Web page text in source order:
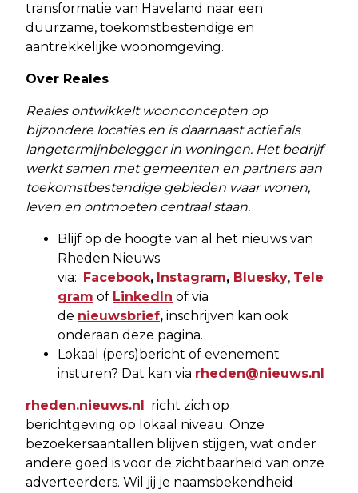
transformatie van Haveland naar een
duurzame, toekomstbestendige en
aantrekkelijke woonomgeving.
Over Reales
Reales ontwikkelt woonconcepten op
bijzondere locaties en is daarnaast actief als
langetermijnbelegger in woningen. Het bedrijf
werkt samen met gemeenten en partners aan
toekomstbestendige gebieden waar wonen,
leven en ontmoeten centraal staan.
Blijf op de hoogte van al het nieuws van
Rheden Nieuws
via:
Facebook, Instagram, Bluesky, Tele
gram of LinkedIn of via
de nieuwsbrief, inschrijven kan ook
onderaan deze pagina.
Lokaal (pers)bericht of evenement
insturen? Dat kan via rheden@nieuws.nl
rheden.nieuws.nl
richt zich op
berichtgeving op lokaal niveau. Onze
bezoekersaantallen blijven stijgen, wat onder
andere goed is voor de zichtbaarheid van onze
adverteerders. Wil jij je naamsbekendheid